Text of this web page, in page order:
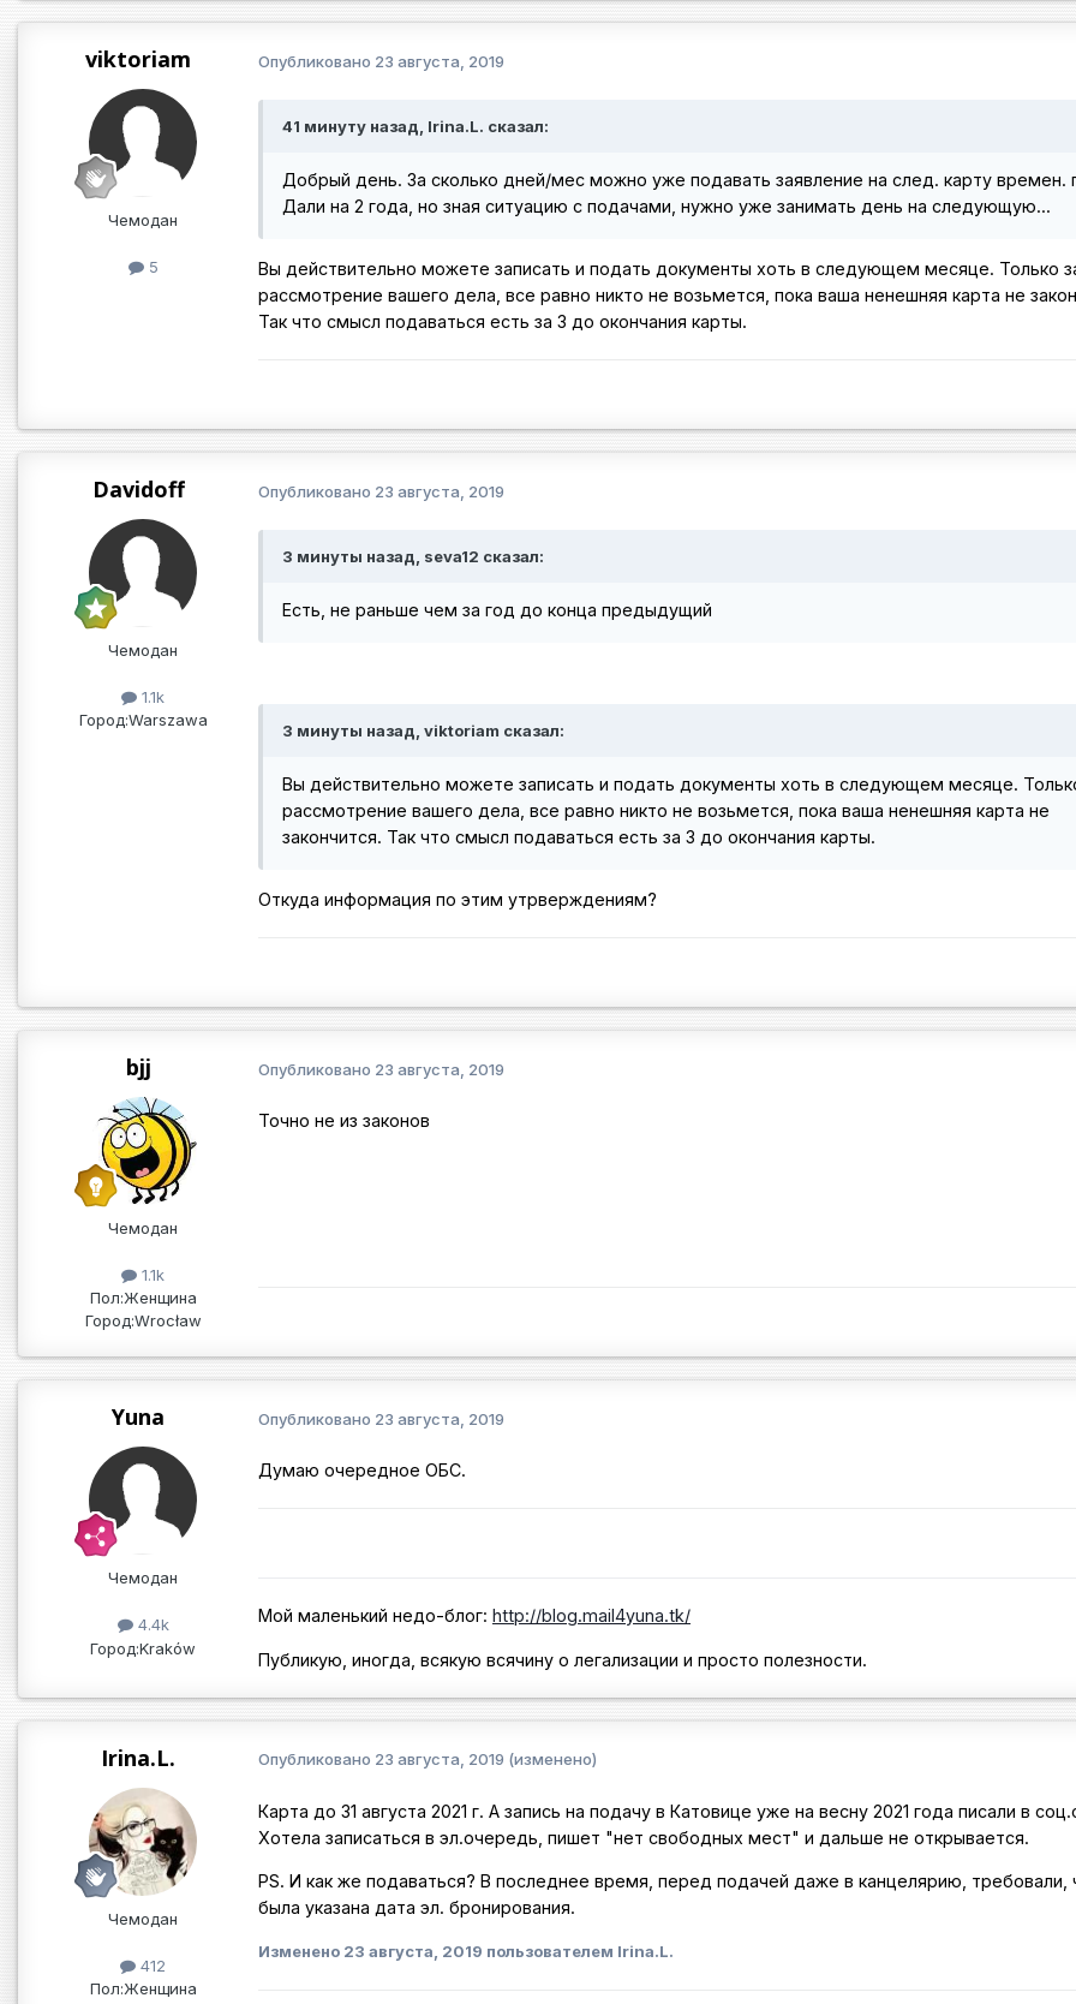
viktoriam
Чемодан
5
Опубликовано 23 августа, 2019
41 минуту назад, Irina.L. сказал:
Добрый день. За сколько дней/мес можно уже подавать заявление на след. карту времен.
Дали на 2 года, но зная ситуацию с подачами, нужно уже занимать день на следующую...
Вы действительно можете записать и подать документы хоть в следующем месяце. Только
рассмотрение вашего дела, все равно никто не возьмется, пока ваша ненешняя карта не
Так что смысл подаваться есть за 3 до окончания карты.
Davidoff
Чемодан
1.1k
Город:Warszawa
Опубликовано 23 августа, 2019
3 минуты назад, seva12 сказал:
Есть, не раньше чем за год до конца предыдущий
3 минуты назад, viktoriam сказал:
Вы действительно можете записать и подать документы хоть в следующем месяце.
рассмотрение вашего дела, все равно никто не возьмется, пока ваша ненешняя карта не
закончится. Так что смысл подаваться есть за 3 до окончания карты.
Откуда информация по этим утрверждениям?
bjj
Чемодан
1.1k
Пол:Женщина
Город:Wrocław
Опубликовано 23 августа, 2019
Точно не из законов
Yuna
Чемодан
4.4k
Город:Kraków
Опубликовано 23 августа, 2019
Думаю очередное ОБС.
Мой маленький недо-блог: http://blog.mail4yuna.tk/
Публикую, иногда, всякую всячину о легализации и просто полезности.
Irina.L.
Чемодан
412
Пол:Женщина
Опубликовано 23 августа, 2019 (изменено)
Карта до 31 августа 2021 г. А запись на подачу в Катовице уже на весну 2021 года писали в
Хотела записаться в эл.очередь, пишет "нет свободных мест" и дальше не открывается.
PS. И как же подаваться? В последнее время, перед подачей даже в канцелярию, требовали,
была указана дата эл. бронирования.
Изменено 23 августа, 2019 пользователем Irina.L.